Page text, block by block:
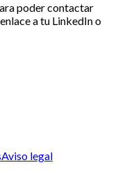
poder contactar
a tu LinkedIn o
Aviso legal